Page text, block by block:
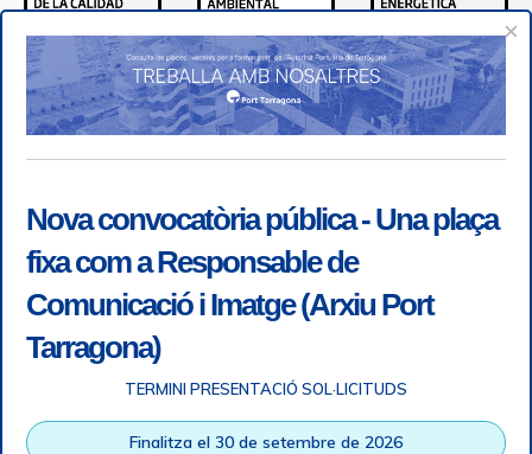
×
Nova convocatòria pública - Una plaça
fixa com a Responsable de
Comunicació i Imatge (Arxiu Port
Tarragona)
TERMINI PRESENTACIÓ SOL·LICITUDS
Finalitza el 30 de setembre de 2026